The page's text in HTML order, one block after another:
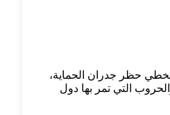
حظر جدران الحماية،
التي تمر بها دول